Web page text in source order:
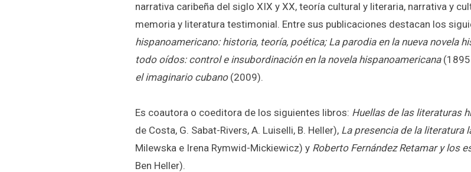
narrativa caribeña del siglo XIX y XX, teoría cultural y literaria, narrativa y
memoria y literatura testimonial. Entre sus publicaciones destacan los
hispanoamericano: historia, teoría, poética; La parodia en la nueva novela
todo oídos: control e insubordinación en la novela hispanoamericana
el imaginario cubano (2009).
Es coautora o coeditora de los siguientes libros: Huellas de las literaturas
de Costa, G. Sabat-Rivers, A. Luiselli, B. Heller), La presencia de la literatura
Milewska e Irena Rymwid-Mickiewicz) y Roberto Fernández Retamar y los
Ben Heller).